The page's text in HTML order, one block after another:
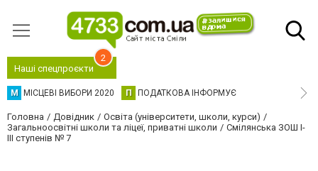
Наші спецпроєкти
2
М МІСЦЕВІ ВИБОРИ 2020 П ПОДАТКОВА ІНФОРМУЄ
Головна Довідник
Освіта (університети, школи, курси)
Загальноосвітні школи та ліцеї, приватні школи
Смілянська ЗОШ І-
ІІІ ступенів № 7